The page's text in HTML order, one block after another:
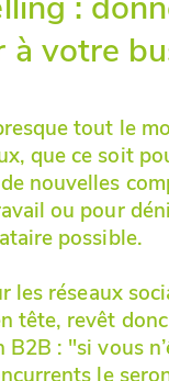
à votre
tout le
que ce soit
nouvelles
ou pour
possible.
les réseaux
tête, revêt
: "si vous